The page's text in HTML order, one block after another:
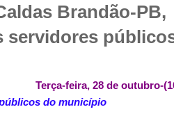
Brandão-PB,
servidores
Terça-feira, 28 de outubro-
do município